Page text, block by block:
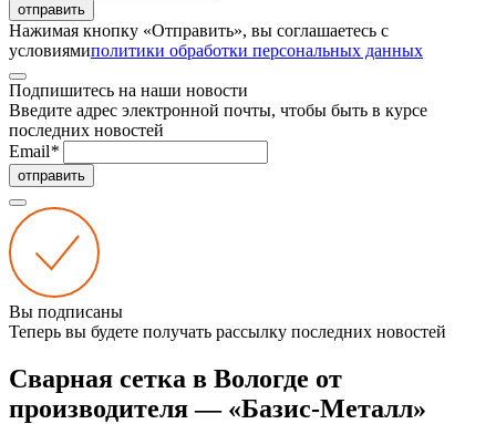
отправить
Нажимая кнопку «Отправить», вы соглашаетесь с
условиямиполитики обработки персональных данных
Подпишитесь на наши новости
Введите адрес электронной почты, чтобы быть в курсе
последних новостей
Email*
отправить
Вы подписаны
Теперь вы будете получать рассылку последних новостей
Сварная сетка в Вологде от
производителя — «Базис-Металл»